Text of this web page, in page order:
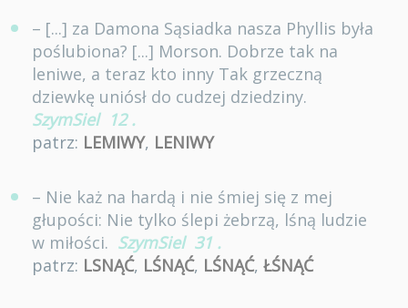
– [...] za Damona Sąsiadka nasza Phyllis była
poślubiona? [...] Morson. Dobrze tak na
leniwe, a teraz kto inny Tak grzeczną
dziewkę uniósł do cudzej dziedziny.
SzymSiel 12 .
patrz: LEMIWY, LENIWY
– Nie każ na hardą i nie śmiej się z mej
głupości: Nie tylko ślepi żebrzą, lśną ludzie
w miłości. SzymSiel 31 .
patrz: LSNĄĆ, LŚNĄĆ, LŚNĄĆ, ŁŚNĄĆ